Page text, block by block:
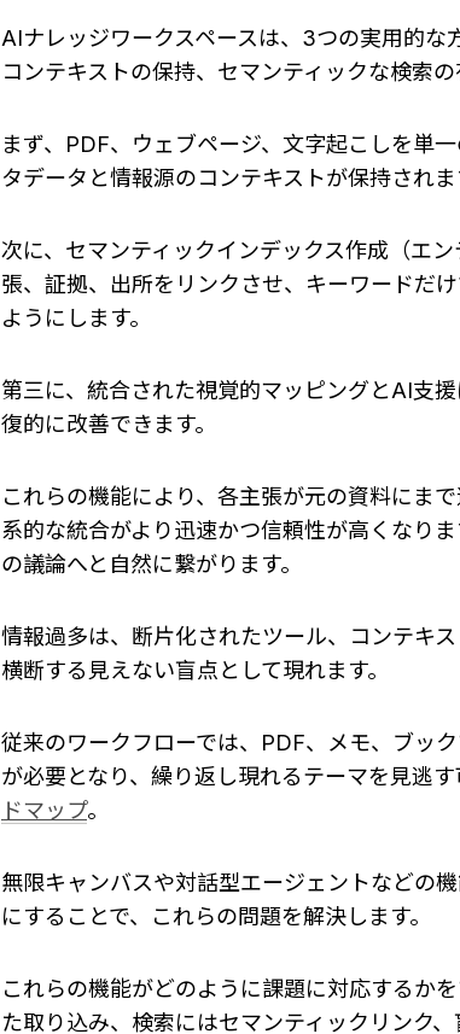
AIナレッジワークスペースは、3つの実用的な
コンテキストの保持、セマンティックな検索の
まず、PDF、ウェブページ、文字起こしを単
タデータと情報源のコンテキストが保持されま
次に、セマンティックインデックス作成（エ
張、証拠、出所をリンクさせ、キーワードだ
ようにします。
第三に、統合された視覚的マッピングとAI支
復的に改善できます。
これらの機能により、各主張が元の資料にま
系的な統合がより迅速かつ信頼性が高くなり
の議論へと自然に繋がります。
情報過多は、断片化されたツール、コンテキ
横断する見えない盲点として現れます。
従来のワークフローでは、PDF、メモ、ブッ
が必要となり、繰り返し現れるテーマを見逃す
ドマップ。
無限キャンバスや対話型エージェントなどの
にすることで、これらの問題を解決します。
これらの機能がどのように課題に対応するか
た取り込み、検索にはセマンティックリンク